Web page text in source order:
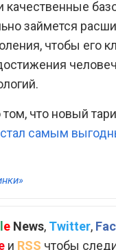
качественные
займется
чтобы его
что новый
стал самым
le News, Twitter,
и RSS чтобы